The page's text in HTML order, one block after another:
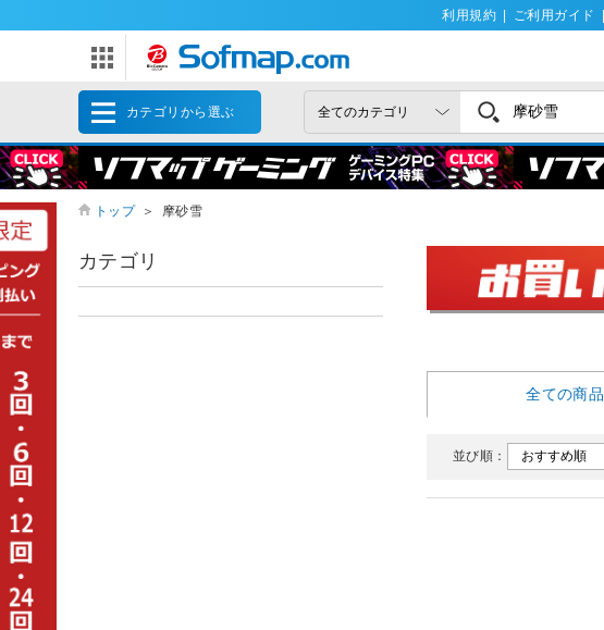
利用規約 ご利用ガイド
カテゴリから選ぶ
トップ ＞ 摩砂雪
全ての商品
並び順：
カテゴリ